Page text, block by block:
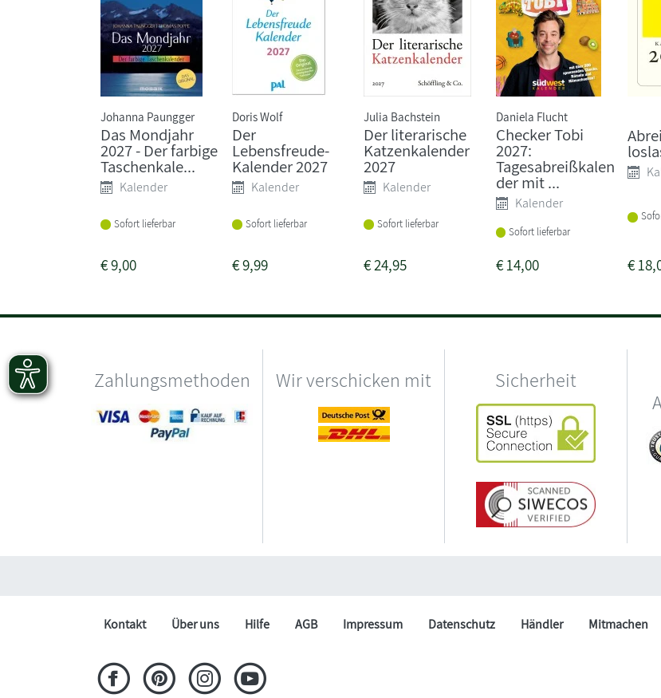
Johanna Paungger
Das Mondjahr
2027 - Der farbige
Taschenkale...
Kalender
Sofort lieferbar
€9,00
Doris Wolf
Der
Lebensfreude-
Kalender 2027
Kalender
Sofort lieferbar
€9,99
Julia Bachstein
Der literarische
Katzenkalender
2027
Kalender
Sofort lieferbar
€24,95
Daniela Flucht
Checker Tobi
2027:
Tagesabreißkalen
der mit ...
Kalender
Sofort lieferbar
€14,00 €
Zahlungsmethoden Wir verschicken mit Sicherheit
Kontakt Über uns Hilfe AGB Impressum Datenschutz Händler Mitmachen